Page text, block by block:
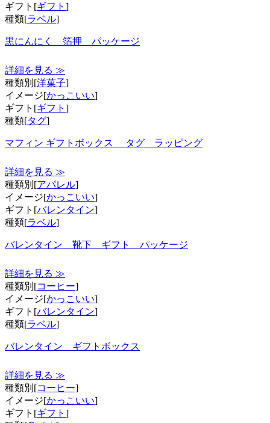
ギフト[ギフト ]
種類[ラベル]
黒にんにく 箔押 パッケージ
詳細を見る ≫
種類別[洋菓子]
イメージ[かっこいい]
ギフト[ギフト ]
種類[タグ]
マフィン ギフトボックス タグ ラッピング
詳細を見る ≫
種類別[アパレル]
イメージ[かっこいい]
ギフト[バレンタイン]
種類[ラベル]
バレンタイン 靴下 ギフト パッケージ
詳細を見る ≫
種類別[コーヒー]
イメージ[かっこいい]
ギフト[バレンタイン]
種類[ラベル]
バレンタイン ギフトボックス
詳細を見る ≫
種類別[コーヒー]
イメージ[かっこいい]
ギフト[ギフト ]